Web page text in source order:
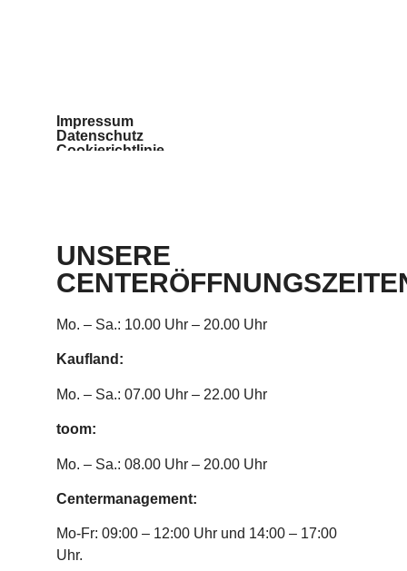
Impressum
Datenschutz
Cookierichtlinie
UNSERE
Mo. – Sa.: 10.00 Uhr – 20.00 Uhr
Kaufland:
Mo. – Sa.: 07.00 Uhr – 22.00 Uhr
toom:
Mo. – Sa.: 08.00 Uhr – 20.00 Uhr
Centermanagement:
Mo-Fr: 09:00 – 12:00 Uhr und 14:00 – 17:00
Uhr.